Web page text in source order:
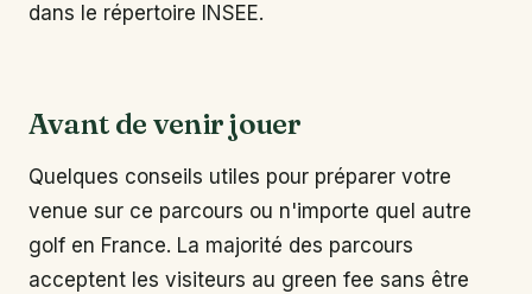
dans le répertoire INSEE.
Avant de venir jouer
Quelques conseils utiles pour préparer votre
venue sur ce parcours ou n'importe quel autre
golf en France. La majorité des parcours
acceptent les visiteurs au green fee sans être